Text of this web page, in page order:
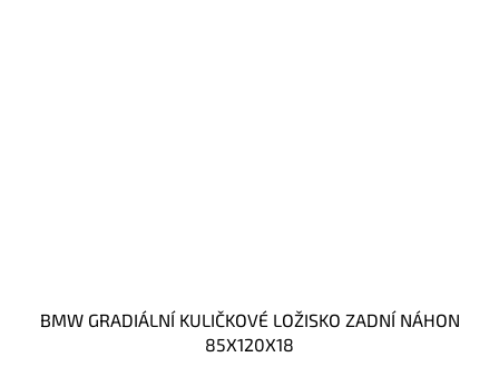
BMW GRADIÁLNÍ KULIČKOVÉ LOŽISKO ZADNÍ NÁHON
85X120X18